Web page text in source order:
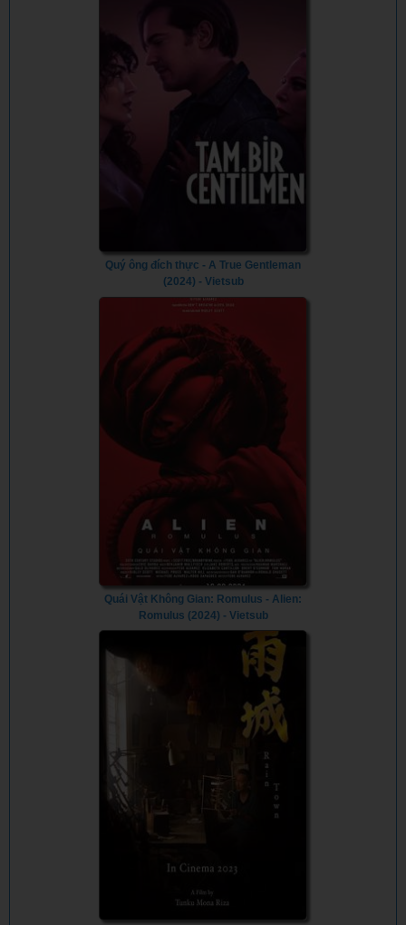
Quý ông đích thực - A True Gentleman
(2024) - Vietsub
Quái Vật Không Gian: Romulus - Alien:
Romulus (2024) - Vietsub